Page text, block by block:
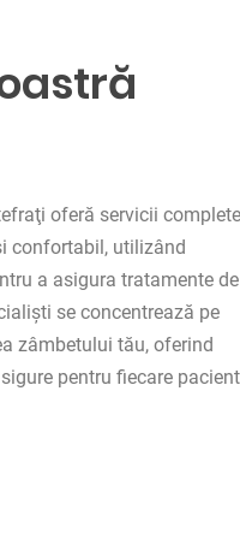
oferă servicii
confortabil, utilizând
a asigura tratamente de
se concentrează pe
zâmbetului tău, oferind
pentru fiecare